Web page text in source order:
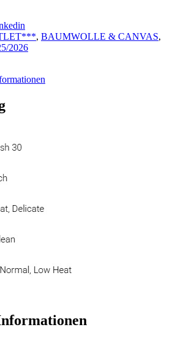
, BAUMWOLLE & CANVAS,
2026